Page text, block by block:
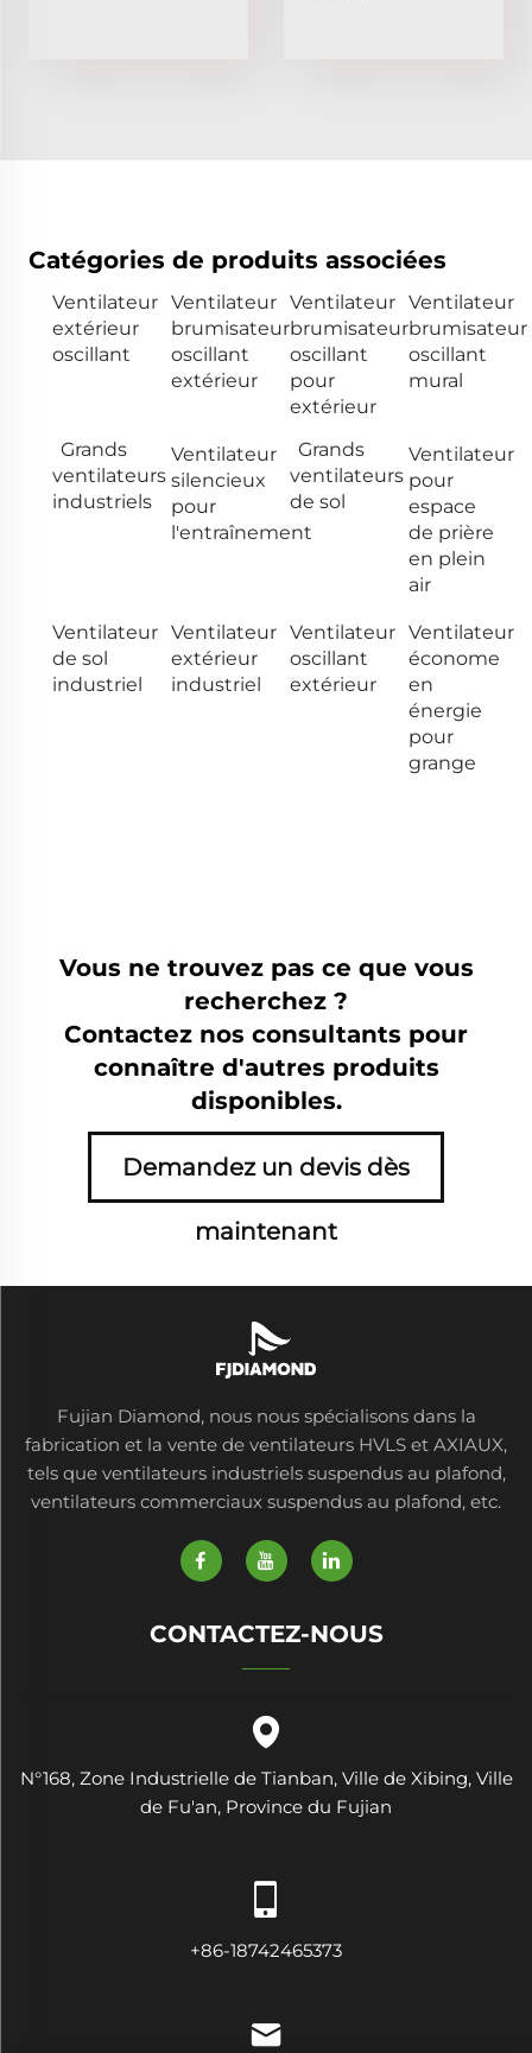
Catégories de produits associées
Ventilateur
extérieur
oscillant
Ventilateur
brumisateur
oscillant
extérieur
Ventilateur
brumisateur
oscillant
pour
extérieur
Ventilateur
brumisateur
oscillant
mural
Grands
ventilateurs
industriels
Ventilateur
silencieux
pour
l'entraînement
Grands
ventilateurs
de sol
Ventilateur
pour
espace
de prière
en plein
air
Ventilateur
de sol
industriel
Ventilateur
extérieur
industriel
Ventilateur
oscillant
extérieur
Ventilateur
économe
en
énergie
pour
grange
Vous ne trouvez pas ce que vous
recherchez ?
Contactez nos consultants pour
connaître d'autres produits
disponibles.
Demandez un devis dès
maintenant
Fujian Diamond, nous nous spécialisons dans la
fabrication et la vente de ventilateurs HVLS et AXIAUX,
tels que ventilateurs industriels suspendus au plafond,
ventilateurs commerciaux suspendus au plafond, etc.
CONTACTEZ-NOUS
N°168, Zone Industrielle de Tianban, Ville de Xibing, Ville
de Fu'an, Province du Fujian
+86-18742465373